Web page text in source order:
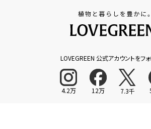
LOVEGREEN 公式アカウントをフォ
4.2万 12万 7.3千